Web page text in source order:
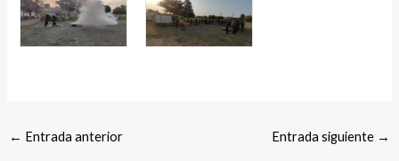
← Entrada anterior Entrada siguiente →